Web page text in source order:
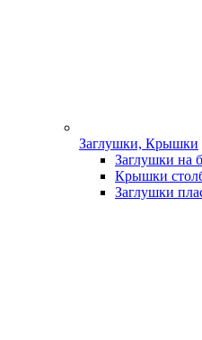
Заглушки, Крышки
Заглушки на
Крышки
Заглушки